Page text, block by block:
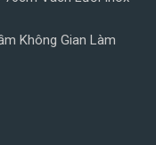
Không Gian Làm